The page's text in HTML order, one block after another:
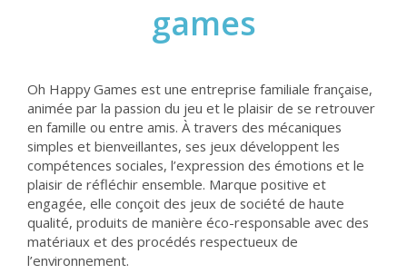
games
Oh Happy Games est une entreprise familiale française,
animée par la passion du jeu et le plaisir de se retrouver
en famille ou entre amis. À travers des mécaniques
simples et bienveillantes, ses jeux développent les
compétences sociales, l’expression des émotions et le
plaisir de réfléchir ensemble. Marque positive et
engagée, elle conçoit des jeux de société de haute
qualité, produits de manière éco-responsable avec des
matériaux et des procédés respectueux de
l’environnement.